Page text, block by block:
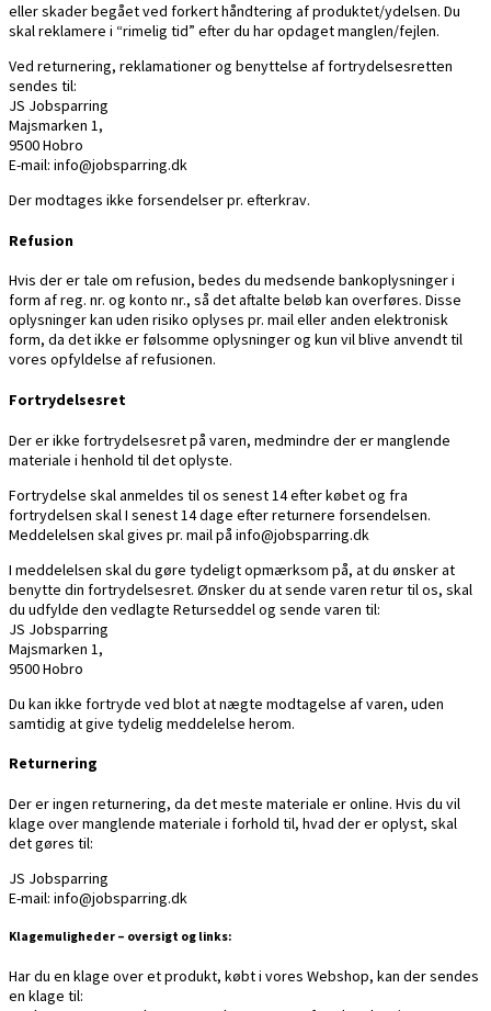
eller skader begået ved forkert håndtering af produktet/ydelsen. Du
skal reklamere i “rimelig tid” efter du har opdaget manglen/fejlen.
Ved returnering, reklamationer og benyttelse af fortrydelsesretten
sendes til:
JS Jobsparring
Majsmarken 1,
9500 Hobro
E-mail: info@jobsparring.dk
Der modtages ikke forsendelser pr. efterkrav.
Refusion
Hvis der er tale om refusion, bedes du medsende bankoplysninger i
form af reg. nr. og konto nr., så det aftalte beløb kan overføres. Disse
oplysninger kan uden risiko oplyses pr. mail eller anden elektronisk
form, da det ikke er følsomme oplysninger og kun vil blive anvendt til
vores opfyldelse af refusionen.
Fortrydelsesret
Der er ikke fortrydelsesret på varen, medmindre der er manglende
materiale i henhold til det oplyste.
Fortrydelse skal anmeldes til os senest 14 efter købet og fra
fortrydelsen skal I senest 14 dage efter returnere forsendelsen.
Meddelelsen skal gives pr. mail på info@jobsparring.dk
I meddelelsen skal du gøre tydeligt opmærksom på, at du ønsker at
benytte din fortrydelsesret. Ønsker du at sende varen retur til os, skal
du udfylde den vedlagte Returseddel og sende varen til:
JS Jobsparring
Majsmarken 1,
9500 Hobro
Du kan ikke fortryde ved blot at nægte modtagelse af varen, uden
samtidig at give tydelig meddelelse herom.
Returnering
Der er ingen returnering, da det meste materiale er online. Hvis du vil
klage over manglende materiale i forhold til, hvad der er oplyst, skal
det gøres til:
JS Jobsparring
E-mail: info@jobsparring.dk
Klagemuligheder – oversigt og links:
Har du en klage over et produkt, købt i vores Webshop, kan der sendes
en klage til: